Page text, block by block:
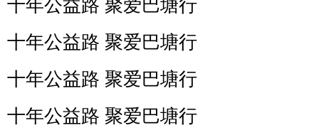
十年公益路 聚爱巴塘行
十年公益路 聚爱巴塘行
十年公益路 聚爱巴塘行
十年公益路 聚爱巴塘行